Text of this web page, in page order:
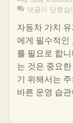
댓글이 닫혔습
자동차 가치
에게 필수적인
를 필요로 합
는 것은 중요
기 위해서는
바른 운영 습